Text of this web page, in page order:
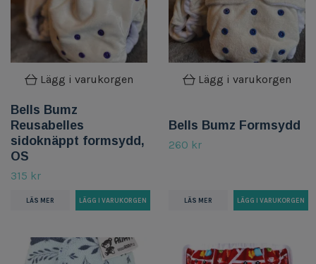
Lägg i varukorgen
Bells Bumz
Reusabelles
sidoknäppt formsydd,
OS
315 kr
LÄS MER
Lägg i varukorgen
Bells Bumz Formsydd
260 kr
LÄS MER